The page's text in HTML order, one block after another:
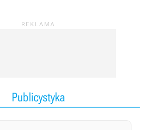
W latach 2012-2021 wydawcą gier spod
Publicystyka